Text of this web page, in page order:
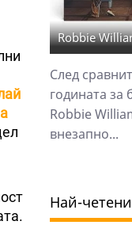
Robbie
След
годината за
Robbie
внезапно...
Най-